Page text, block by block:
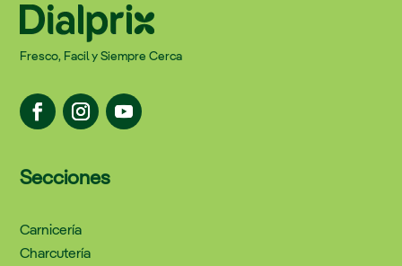
Fresco, Facil y Siempre Cerca
Secciones
Carnicería
Charcutería